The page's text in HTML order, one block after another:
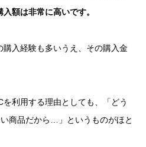
額は非常に高いです。
入経験も多いうえ、その購入金
利用する理由としても、「どう
商品だから…」というものがほと